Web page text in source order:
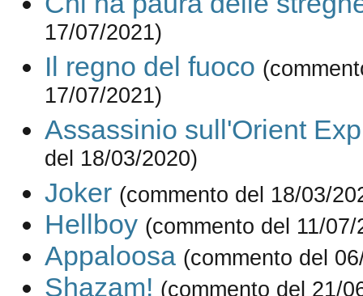
17/07/2021)
Il regno del fuoco
17/07/2021)
Assassinio sull'Orient
del 18/03/2020)
Joker (commento del 18/03/
Hellboy (commento del 11/07/
Appaloosa (commento del
Shazam! (commento del 21/